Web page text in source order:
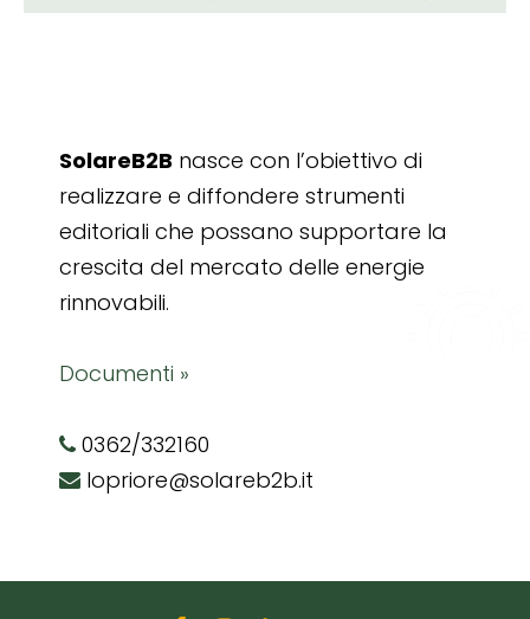
SolareB2B nasce con l’obiettivo di
realizzare e diffondere strumenti
editoriali che possano supportare la
crescita del mercato delle energie
rinnovabili.
Documenti »
0362/332160
lopriore@solareb2b.it